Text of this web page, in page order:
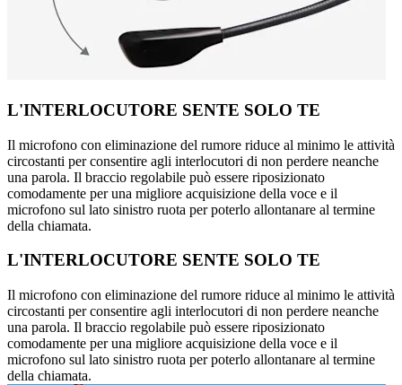
L'INTERLOCUTORE SENTE SOLO TE
Il microfono con eliminazione del rumore riduce al minimo le attività
circostanti per consentire agli interlocutori di non perdere neanche
una parola. Il braccio regolabile può essere riposizionato
comodamente per una migliore acquisizione della voce e il
microfono sul lato sinistro ruota per poterlo allontanare al termine
della chiamata.
L'INTERLOCUTORE SENTE SOLO TE
Il microfono con eliminazione del rumore riduce al minimo le attività
circostanti per consentire agli interlocutori di non perdere neanche
una parola. Il braccio regolabile può essere riposizionato
comodamente per una migliore acquisizione della voce e il
microfono sul lato sinistro ruota per poterlo allontanare al termine
della chiamata.